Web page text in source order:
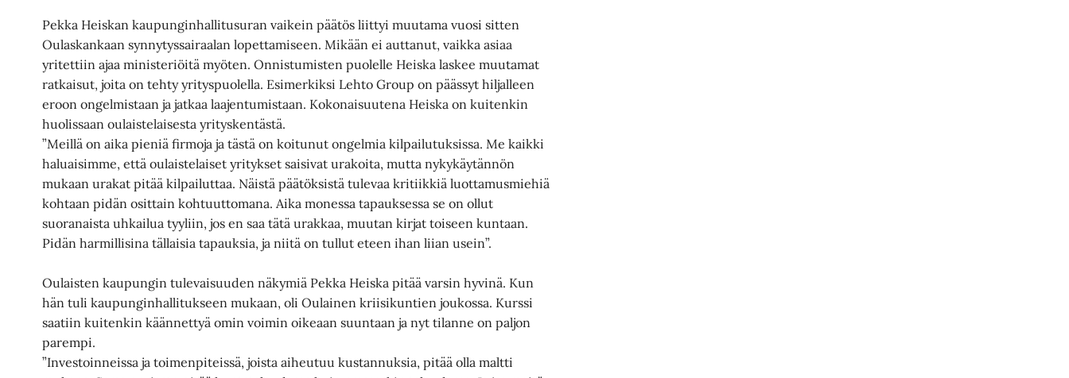
Pekka Heiskan kaupunginhallitusuran vaikein päätös liittyi muutama vuosi sitten
Oulaskankaan synnytyssairaalan lopettamiseen. Mikään ei auttanut, vaikka asiaa
yritettiin ajaa ministeriöitä myöten. Onnistumisten puolelle Heiska laskee muutamat
ratkaisut, joita on tehty yrityspuolella. Esimerkiksi Lehto Group on päässyt hiljalleen
eroon ongelmistaan ja jatkaa laajentumistaan. Kokonaisuutena Heiska on kuitenkin
huolissaan oulaistelaisesta yrityskentästä.
”Meillä on aika pieniä firmoja ja tästä on koitunut ongelmia kilpailutuksissa. Me kaikki
haluaisimme, että oulaistelaiset yritykset saisivat urakoita, mutta nykykäytännön
mukaan urakat pitää kilpailuttaa. Näistä päätöksistä tulevaa kritiikkiä luottamusmiehiä
kohtaan pidän osittain kohtuuttomana. Aika monessa tapauksessa se on ollut
suoranaista uhkailua tyyliin, jos en saa tätä urakkaa, muutan kirjat toiseen kuntaan.
Pidän harmillisina tällaisia tapauksia, ja niitä on tullut eteen ihan liian usein”.
Oulaisten kaupungin tulevaisuuden näkymiä Pekka Heiska pitää varsin hyvinä. Kun
hän tuli kaupunginhallitukseen mukaan, oli Oulainen kriisikuntien joukossa. Kurssi
saatiin kuitenkin käännettyä omin voimin oikeaan suuntaan ja nyt tilanne on paljon
parempi.
”Investoinneissa ja toimenpiteissä, joista aiheutuu kustannuksia, pitää olla maltti